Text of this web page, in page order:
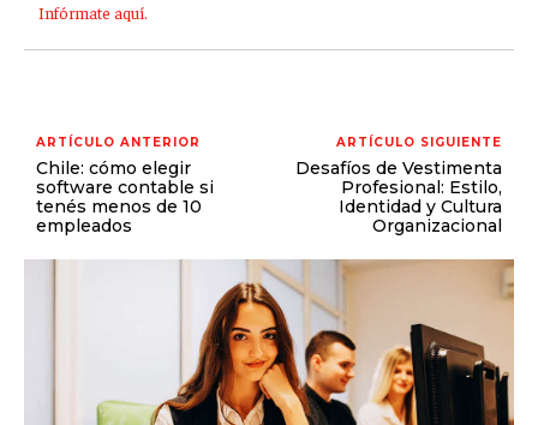
Infórmate aquí.
ARTÍCULO ANTERIOR
Chile: cómo elegir
software contable si
tenés menos de 10
empleados
ARTÍCULO SIGUIENTE
Desafíos de Vestimenta
Profesional: Estilo,
Identidad y Cultura
Organizacional